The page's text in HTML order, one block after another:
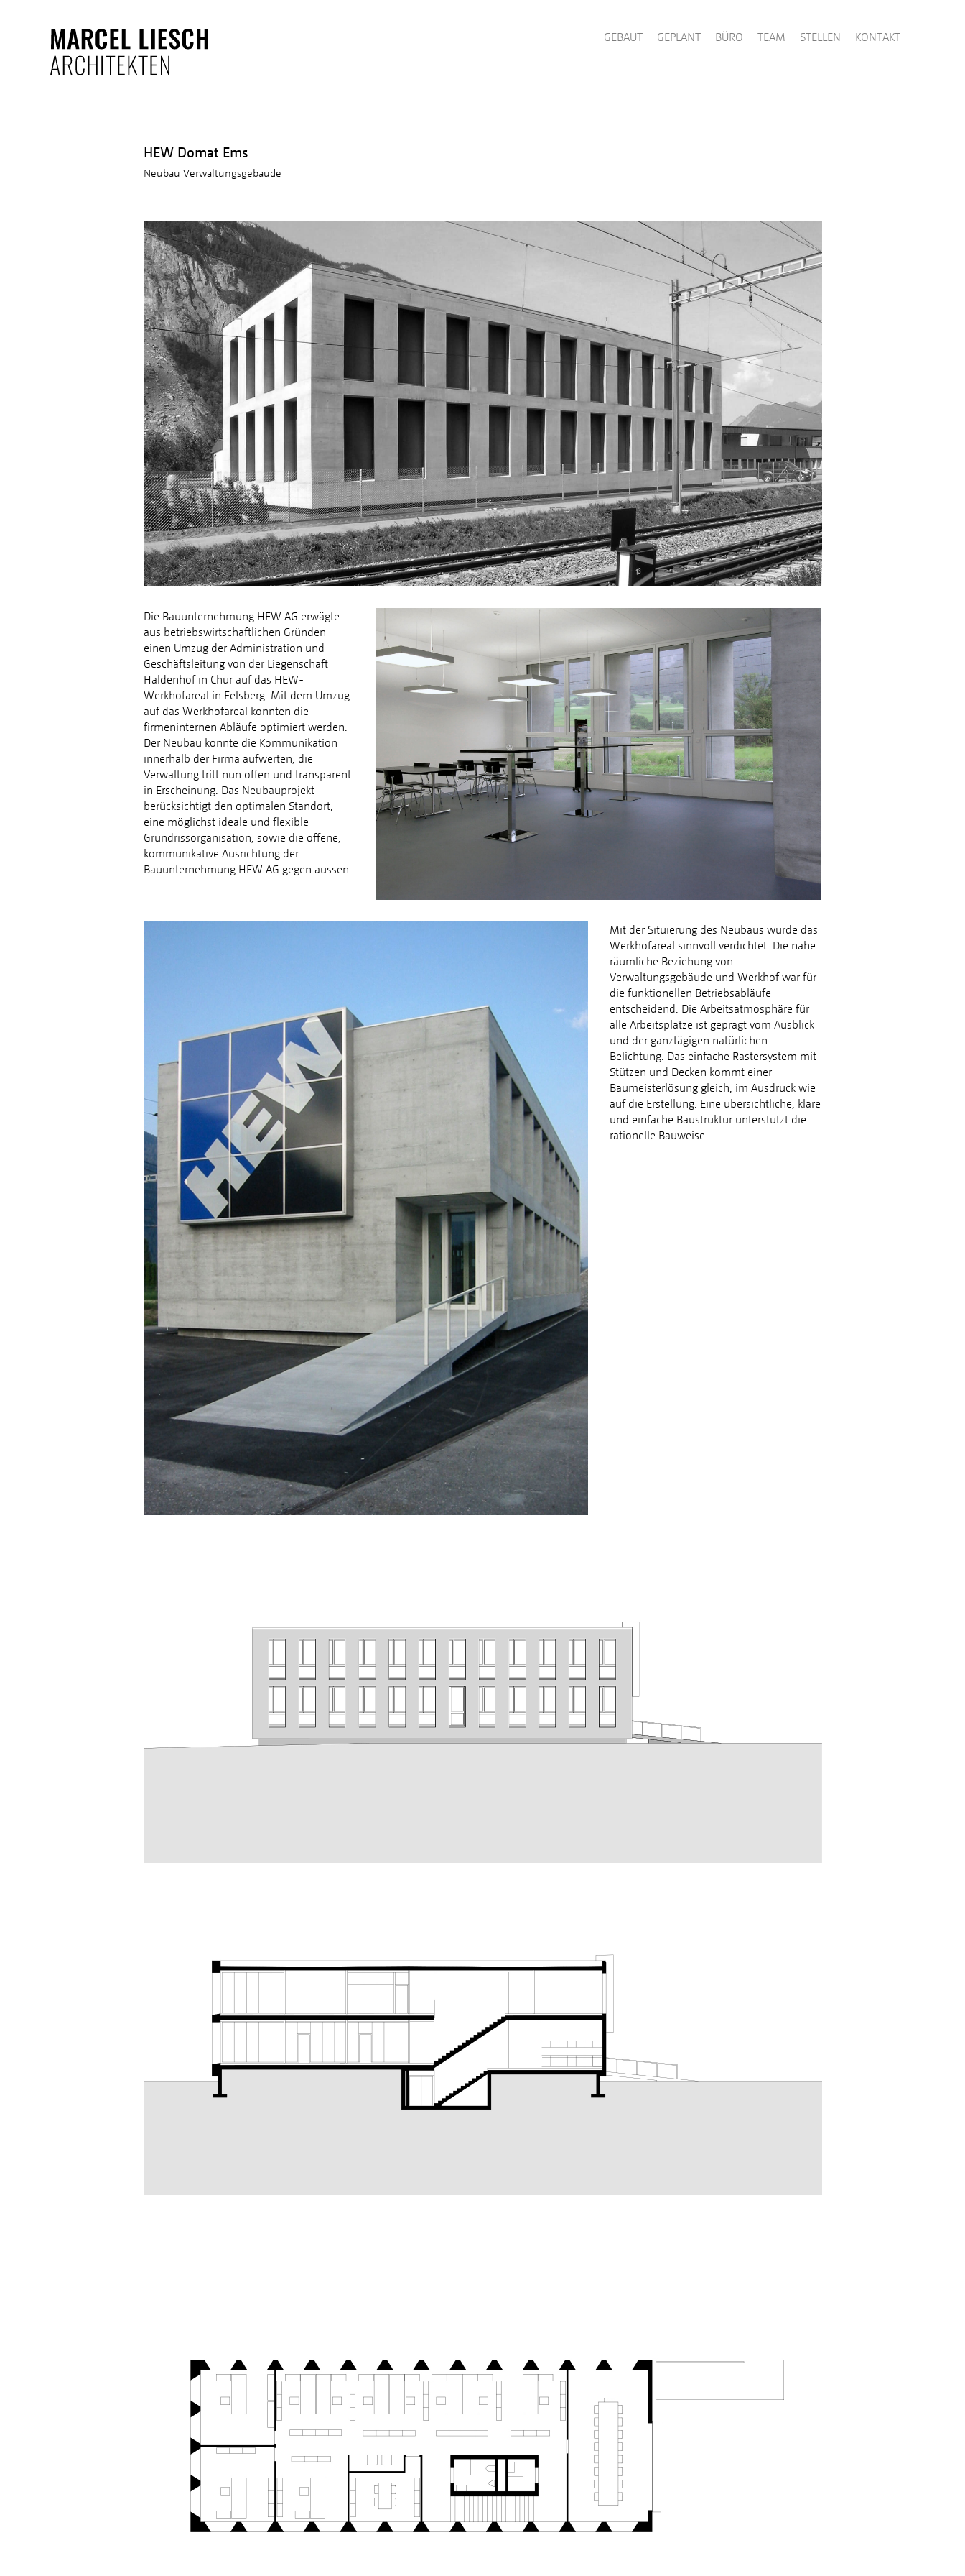
GEBAUT GEPLANT BÜRO TEAM STELLEN KONTAKT
HEW Domat Ems
Neubau Verwaltungsgebäude
Die Bauunternehmung HEW AG erwägte
aus betriebswirtschaftlichen Gründen
einen Umzug der Administration und
Geschäftsleitung von der Liegenschaft
Haldenhof in Chur auf das HEW-
Werkhofareal in Felsberg. Mit dem Umzug
auf das Werkhofareal konnten die
firmeninternen Abläufe optimiert werden.
Der Neubau konnte die Kommunikation
innerhalb der Firma aufwerten, die
Verwaltung tritt nun offen und transparent
in Erscheinung. Das Neubauprojekt
berücksichtigt den optimalen Standort,
eine möglichst ideale und flexible
Grundrissorganisation, sowie die offene,
kommunikative Ausrichtung der
Bauunternehmung HEW AG gegen aussen.
Mit der Situierung des Neubaus wurde das
Werkhofareal sinnvoll verdichtet. Die nahe
räumliche Beziehung von
Verwaltungsgebäude und Werkhof war für
die funktionellen Betriebsabläufe
entscheidend. Die Arbeitsatmosphäre für
alle Arbeitsplätze ist geprägt vom Ausblick
und der ganztägigen natürlichen
Belichtung. Das einfache Rastersystem mit
Stützen und Decken kommt einer
Baumeisterlösung gleich, im Ausdruck wie
auf die Erstellung. Eine übersichtliche, klare
und einfache Baustruktur unterstützt die
rationelle Bauweise.